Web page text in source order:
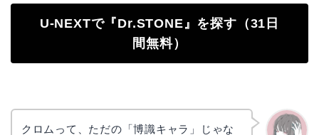
U-NEXTで『Dr.STONE』を探す（31日
間無料）
クロムって、ただの「博識キャラ」じゃな